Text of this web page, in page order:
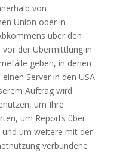
von
Union oder in
über den
der Übermittlung in
geben, in denen
Server in den USA
Auftrag wird
um Ihre
um Reports über
um weitere mit der
verbundene